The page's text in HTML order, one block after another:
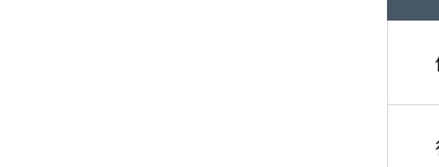
Product